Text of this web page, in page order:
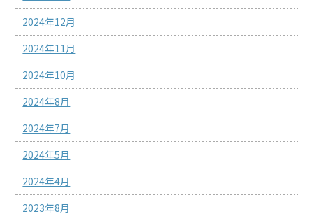
2024年12月
2024年11月
2024年10月
2024年8月
2024年7月
2024年5月
2024年4月
2023年8月